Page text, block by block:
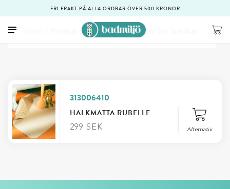
FRI FRAKT PÅ ALLA ORDRAR ÖVER 500 KRONOR
/ Produkt Längd / 75x37 cm för badkar
313006410
HALKMATTA RUBELLE
299 SEK Alternativ